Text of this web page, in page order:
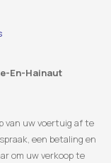
En-Hainaut
van uw voertuig af te
een betaling en
om uw verkoop te